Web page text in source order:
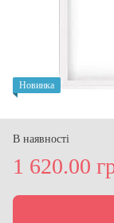
Новинка
В наявності
1 620.00